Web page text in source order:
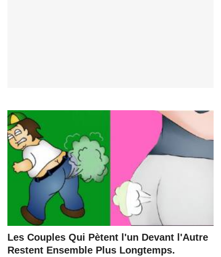
Les Couples Qui Pètent l'un Devant l'Autre
Restent Ensemble Plus Longtemps.